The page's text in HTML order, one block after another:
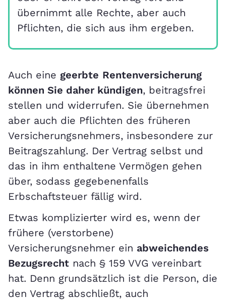
übernimmt alle Rechte, aber auch
Pflichten, die sich aus ihm ergeben.
Auch eine geerbte Rentenversicherung
können Sie daher kündigen, beitragsfrei
stellen und widerrufen. Sie übernehmen
aber auch die Pflichten des früheren
Versicherungsnehmers, insbesondere zur
Beitragszahlung. Der Vertrag selbst und
das in ihm enthaltene Vermögen gehen
über, sodass gegebenenfalls
Erbschaftsteuer fällig wird.
Etwas komplizierter wird es, wenn der
frühere (verstorbene)
Versicherungsnehmer ein abweichendes
Bezugsrecht nach § 159 VVG vereinbart
hat. Denn grundsätzlich ist die Person, die
den Vertrag abschließt, auch